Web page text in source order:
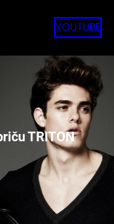
YOUTUBE
TRITON